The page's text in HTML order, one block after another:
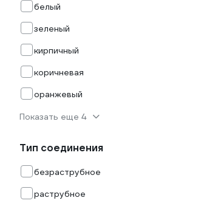
белый
зеленый
кирпичный
коричневая
оранжевый
Показать еще 4
Тип соединения
безраструбное
раструбное